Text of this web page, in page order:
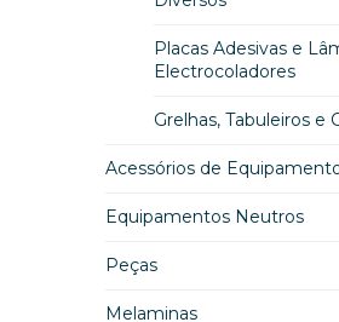
Placas Adesivas e
Electrocoladores
Grelhas, Tabuleiros e
Acessórios de
Lâminas e Discos
Suportes e Filtros Inox
Cestos M.L.Loiça
Equipamentos Neutros
Mesas e Bancadas de
Lavamãos
Peças
A - Acessórios
Melaminas